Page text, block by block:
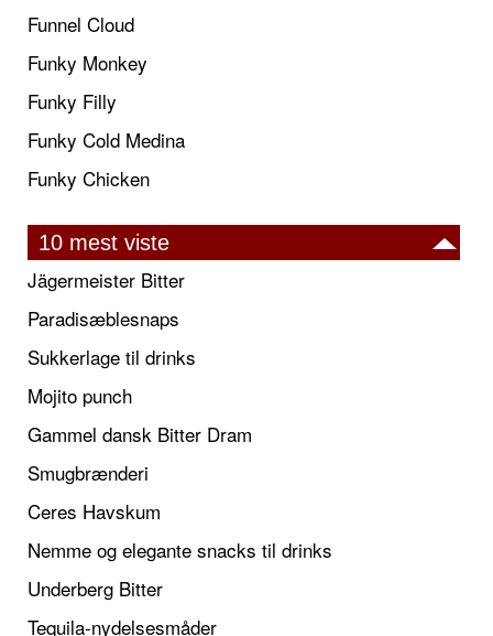
Funnel Cloud
Funky Monkey
Funky Filly
Funky Cold Medina
Funky Chicken
10 mest viste
Jägermeister Bitter
Paradisæblesnaps
Sukkerlage til drinks
Mojito punch
Gammel dansk Bitter Dram
Smugbrænderi
Ceres Havskum
Nemme og elegante snacks til drinks
Underberg Bitter
Tequila-nydelsesmåder